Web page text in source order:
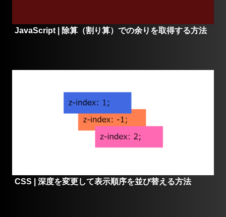
JavaScript | 除算（割り算）での余りを取得する方法
CSS | 深度を変更して表示順序を並び替える方法